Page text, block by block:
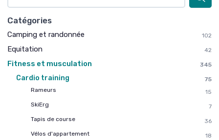
Catégories
Camping et randonnée 102
Equitation 42
Fitness et musculation 345
Cardio training
75
Rameurs
15
SkiErg
7
Tapis de course
36
Vélos d'appartement
18
* En rejoignant le club, j'accepte de recevoir les emails
de Sports Insiders et les offres de ses partenaires.